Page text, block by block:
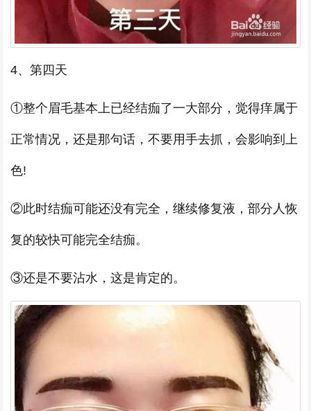
4、第四天
①整个眉毛基本上已经结痂了一大部分，觉得痒属于
正常情况，还是那句话，不要用手去抓，会影响到上
色!
②此时结痂可能还没有完全，继续修复液，部分人恢
复的较快可能完全结痂。
③还是不要沾水，这是肯定的。